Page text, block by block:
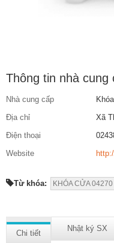
Thông tin nhà cung
Nhà cung cấp
Địa chỉ
Xã
Điện thoại
Website
Từ khóa: KHÓA CỬA 04270
Chi tiết
Nhật ký SX